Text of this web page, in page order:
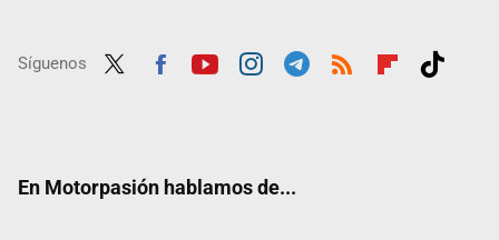
Síguenos
En Motorpasión hablamos de...